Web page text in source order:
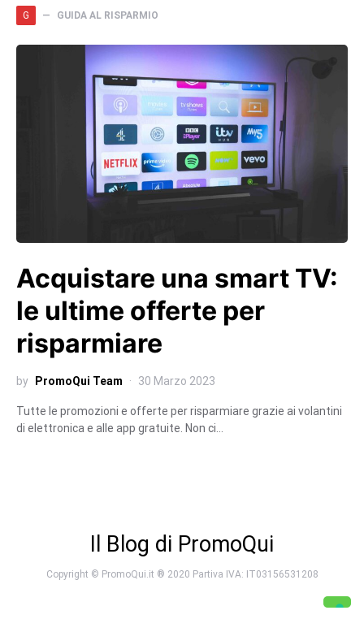
G GUIDA AL RISPARMIO
Acquistare una smart TV:
le ultime offerte per
risparmiare
by PromoQui Team 30 Marzo 2023
Tutte le promozioni e offerte per risparmiare grazie ai volantini
di elettronica e alle app gratuite. Non ci…
Il Blog di PromoQui
Copyright © PromoQui.it ® 2020 Partiva IVA: IT03156531208